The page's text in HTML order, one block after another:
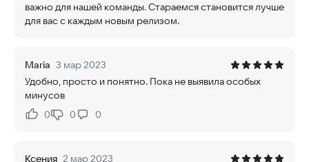
важно для нашей команды. Стараемся становится лучше
для вас с каждым новым релизом.
Maria 3 мар 2023
Удобно, просто и понятно. Пока не выявила особых
минусов
Нравится:
0Не нравится:
0 0
Ксения 2 мар 2023